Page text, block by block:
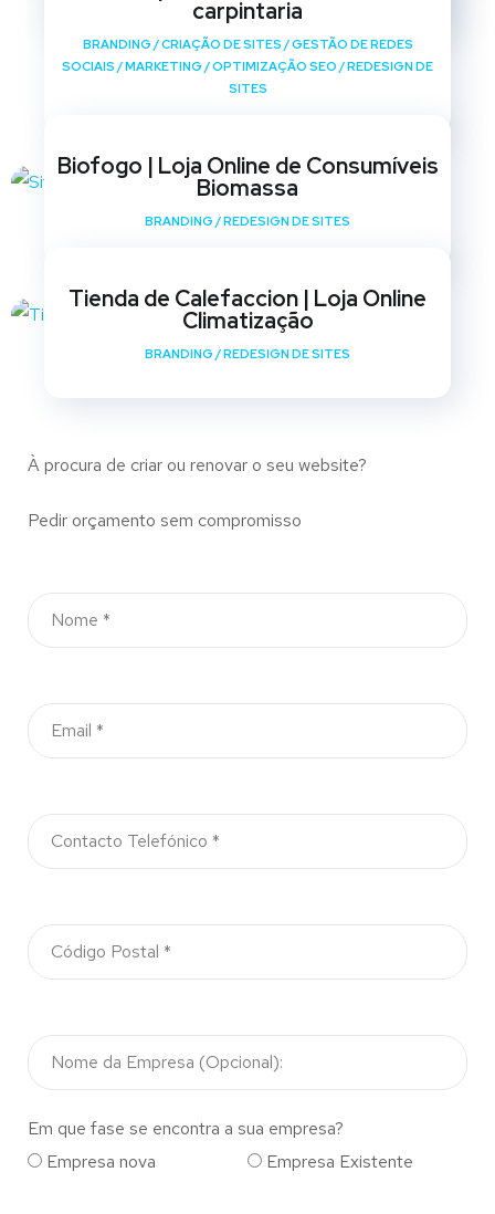
carpintaria
BRANDING /CRIAÇÃO DE SITES /GESTÃO DE REDES
SOCIAIS /MARKETING /OPTIMIZAÇÃO SEO /REDESIGN DE
SITES
Biofogo | Loja Online de Consumíveis
Biomassa
BRANDING /REDESIGN DE SITES
Tienda de Calefaccion | Loja Online
Climatização
BRANDING /REDESIGN DE SITES
À procura de criar ou renovar o seu website?
Pedir orçamento sem compromisso
Em que fase se encontra a sua empresa?
Empresa nova
Empresa Existente